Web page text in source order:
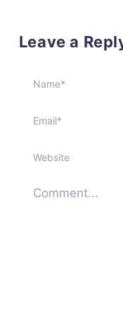
Leave a